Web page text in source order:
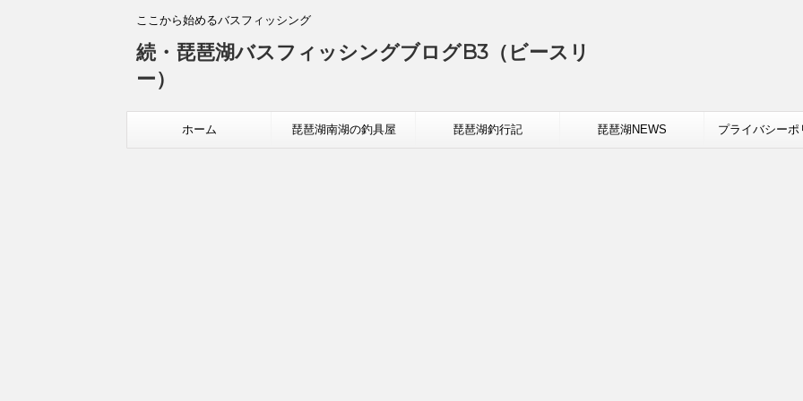
ここから始めるバスフィッシング
続・琵琶湖バスフィッシングブログB3（ビースリ
ー）
ホーム 琵琶湖南湖の釣具屋 琵琶湖釣行記 琵琶湖NEWS プライバシーポ